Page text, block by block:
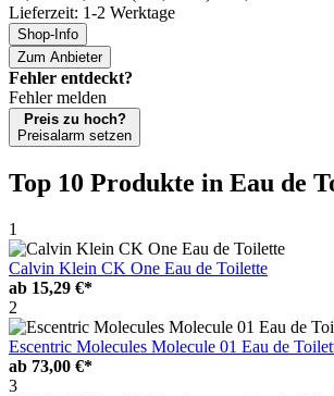
Lieferzeit: 1-2 Werktage
Shop-Info
Zum Anbieter
Fehler entdeckt?
Fehler melden
Preis zu hoch?
Preisalarm setzen
Top 10 Produkte in Eau de
1
Calvin Klein CK One Eau de Toilette
ab 15,29 €*
2
Escentric Molecules Molecule 01 Eau de
ab 73,00 €*
3